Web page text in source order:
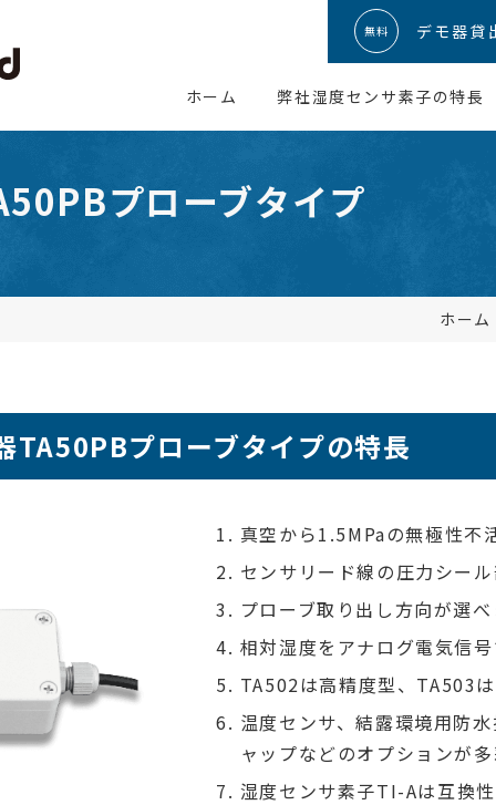
無料 デモ器貸
ホーム 弊社湿度センサ素子の特長
プローブタイプ
ホーム
TA50PBプローブタイプの特長
真空から1.5MPaの無極性不
センサリード線の圧力シー
プローブ取り出し方向が選
相対湿度をアナログ電気信
TA502は高精度型、TA503
温度センサ、結露環境用防
ャップなどのオプションが
湿度センサ素子TI-Aは互換